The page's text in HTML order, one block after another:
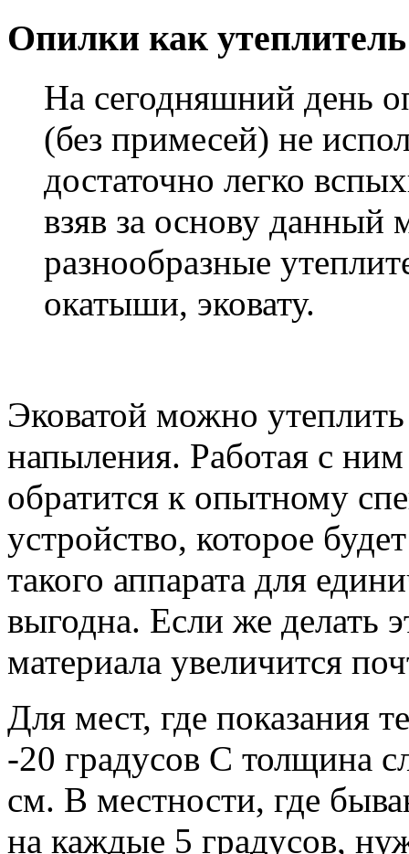
Опилки как
На сегодняшний день
(без примесей) не
достаточно легко
взяв за основу данный
разнообразные
окатыши, эковату.
Эковатой можно
напыления. Работая с
обратится к опытному
устройство, которое
такого аппарата для
выгодна. Если же делать
материала увеличится
Для мест, где показания
-20 градусов С толщина
см. В местности, где
на каждые 5 градусов,